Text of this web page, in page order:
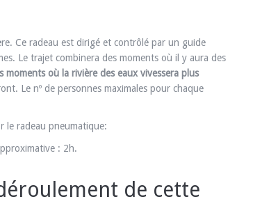
Ce radeau est dirigé et contrôlé par un guide
Le trajet combinera des moments où il y aura des
moments où la rivière des eaux vivessera plus
Le nº de personnes maximales pour chaque
le radeau pneumatique:
: 2h.
de cette